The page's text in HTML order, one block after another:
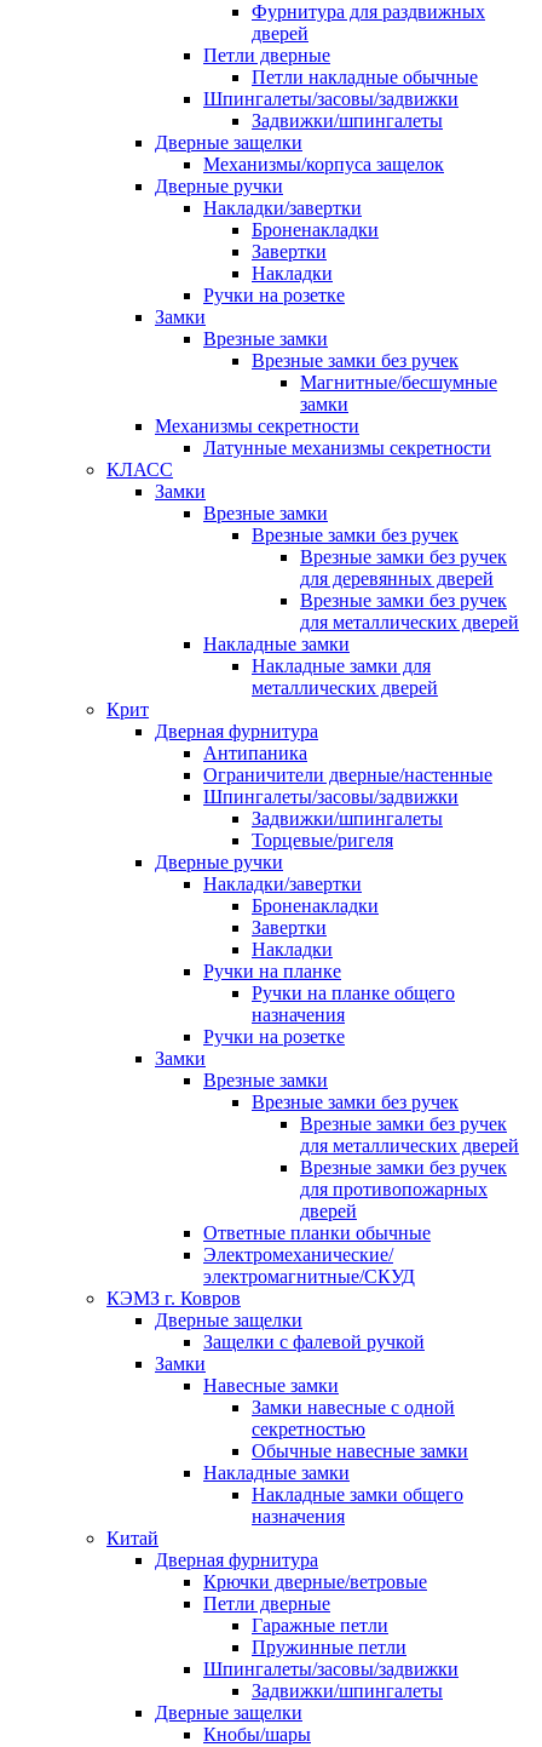
Фурнитура для раздвижных
дверей
Петли дверные
Петли накладные обычные
Шпингалеты/засовы/задвижки
Задвижки/шпингалеты
Дверные защелки
Механизмы/корпуса защелок
Дверные ручки
Накладки/завертки
Броненакладки
Завертки
Накладки
Ручки на розетке
Замки
Врезные замки
Врезные замки без ручек
Магнитные/бесшумные
замки
Механизмы секретности
Латунные механизмы секретности
КЛАСС
Замки
Врезные замки
Врезные замки без ручек
Врезные замки без ручек
для деревянных дверей
Врезные замки без ручек
для металлических дверей
Накладные замки
Накладные замки для
металлических дверей
Крит
Дверная фурнитура
Антипаника
Ограничители дверные/настенные
Шпингалеты/засовы/задвижки
Задвижки/шпингалеты
Торцевые/ригеля
Дверные ручки
Накладки/завертки
Броненакладки
Завертки
Накладки
Ручки на планке
Ручки на планке общего
назначения
Ручки на розетке
Замки
Врезные замки
Врезные замки без ручек
Врезные замки без ручек
для металлических дверей
Врезные замки без ручек
для противопожарных
дверей
Ответные планки обычные
Электромеханические/
электромагнитные/СКУД
КЭМЗ г. Ковров
Дверные защелки
Защелки с фалевой ручкой
Замки
Навесные замки
Замки навесные с одной
секретностью
Обычные навесные замки
Накладные замки
Накладные замки общего
назначения
Китай
Дверная фурнитура
Крючки дверные/ветровые
Петли дверные
Гаражные петли
Пружинные петли
Шпингалеты/засовы/задвижки
Задвижки/шпингалеты
Дверные защелки
Кнобы/шары